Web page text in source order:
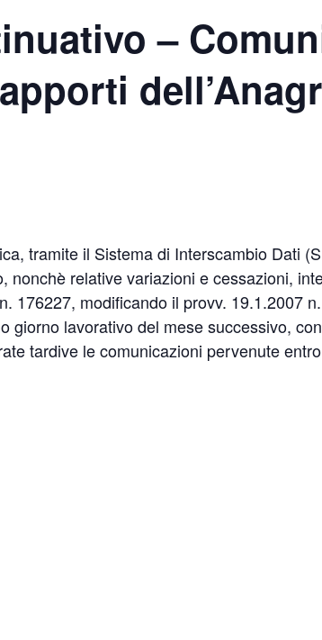
–
tramite il Sistema di Interscambio Dati
nonchè relative variazioni e cessazioni,
176227, modificando il provv. 19.1.2007
giorno lavorativo del mese successivo,
tardive le comunicazioni pervenute